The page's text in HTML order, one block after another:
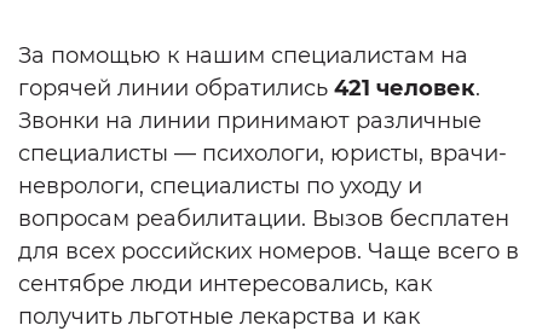
За помощью к нашим специалистам на
горячей линии обратились 421 человек.
Звонки на линии принимают различные
специалисты — психологи, юристы, врачи-
неврологи, специалисты по уходу и
вопросам реабилитации. Вызов бесплатен
для всех российских номеров. Чаще всего в
сентябре люди интересовались, как
получить льготные лекарства и как